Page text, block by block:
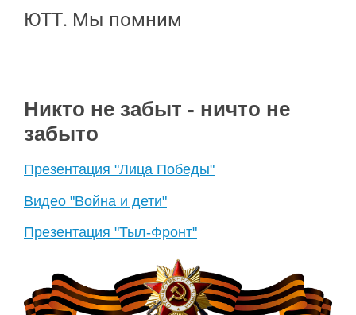
ЮТТ. Мы помним
Никто не забыт - ничто не
забыто
Презентация "Лица Победы"
Видео "Война и дети"
Презентация "Тыл-Фронт"